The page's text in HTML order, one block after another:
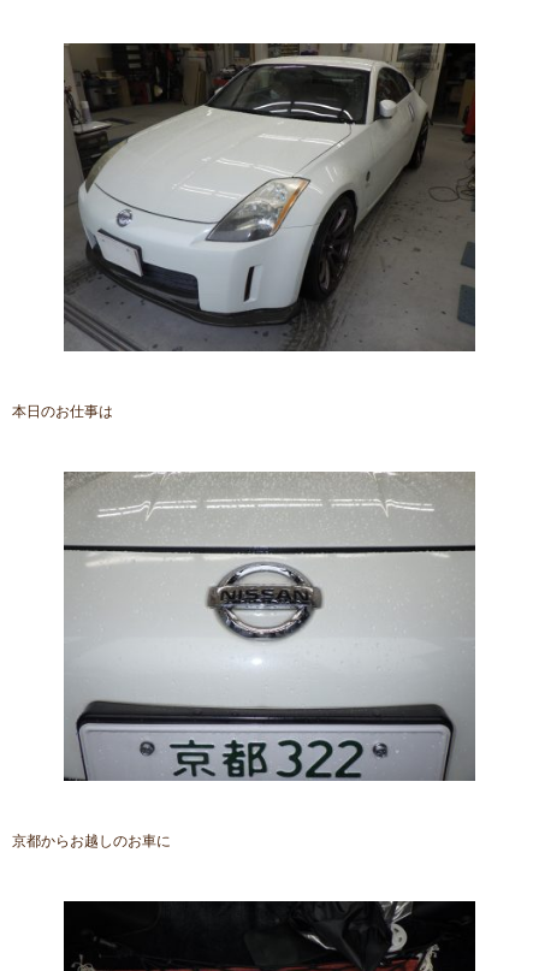
本日のお仕事は
京都からお越しのお車に